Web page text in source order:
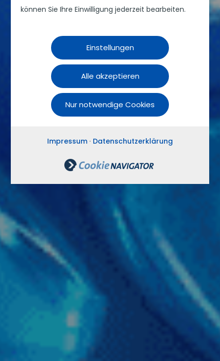
können Sie Ihre Einwilligung jederzeit bearbeiten.
Einstellungen
Alle akzeptieren
Nur notwendige Cookies
Impressum · Datenschutzerklärung